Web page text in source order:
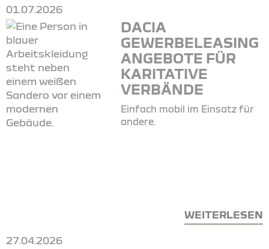
01.07.2026
DACIA
GEWERBELEASING
ANGEBOTE FÜR
KARITATIVE
VERBÄNDE
Einfach mobil im Einsatz für
andere.
WEITERLESEN
27.04.2026